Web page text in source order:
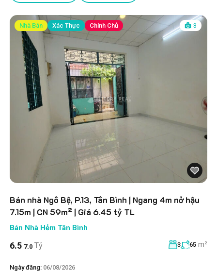
Nhà Bán Xác Thực Chính Chủ 3
Bán nhà Ngô Bệ, P.13, Tân Bình | Ngang 4m nở hậu
7.15m | CN 59m² | Giá 6.45 tỷ TL
Bán Nhà Hẻm Tân Bình
6.5 7.0 Tỷ 3 65 m²
Ngày đăng: 06/08/2026